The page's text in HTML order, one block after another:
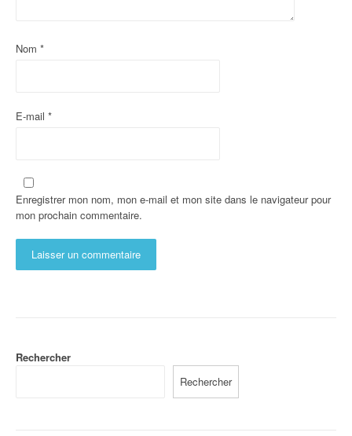
Nom *
E-mail *
Enregistrer mon nom, mon e-mail et mon site dans le navigateur pour
mon prochain commentaire.
Rechercher
Rechercher